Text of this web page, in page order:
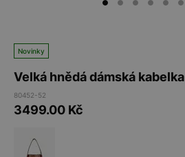
Novinky
Velká hnědá dámská kabelka
80452-52
3499.00 Kč